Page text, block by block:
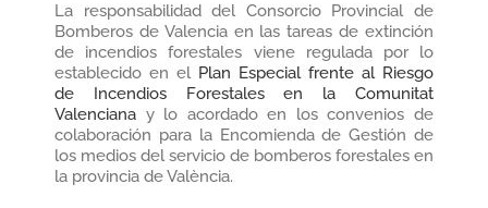
La responsabilidad del Consorcio Provincial de
Bomberos de Valencia en las tareas de extinción
de incendios forestales viene regulada por lo
establecido en el Plan Especial frente al Riesgo
de Incendios Forestales en la Comunitat
Valenciana y lo acordado en los convenios de
colaboración para la Encomienda de Gestión de
los medios del servicio de bomberos forestales en
la provincia de València.